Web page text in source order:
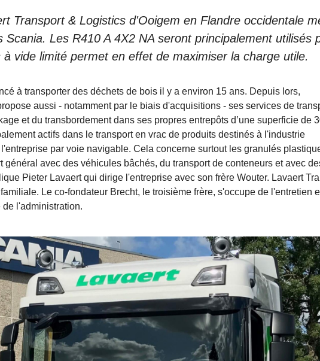
Transport & Logistics d'Ooigem en Flandre occidentale
Les R410 A 4X2 NA seront principalement utilisés
vide limité permet en effet de maximiser la charge utile.
à transporter des déchets de bois il y a environ 15 ans. Depuis lors,
aussi - notamment par le biais d'acquisitions - ses services de
et du transbordement dans ses propres entrepôts d’une superficie de
actifs dans le transport en vrac de produits destinés à l'industrie
par voie navigable. Cela concerne surtout les granulés
général avec des véhicules bâchés, du transport de conteneurs et avec
Pieter Lavaert qui dirige l'entreprise avec son frère Wouter. Lavaert
Le co-fondateur Brecht, le troisième frère, s'occupe de l'entretien
l'administration.